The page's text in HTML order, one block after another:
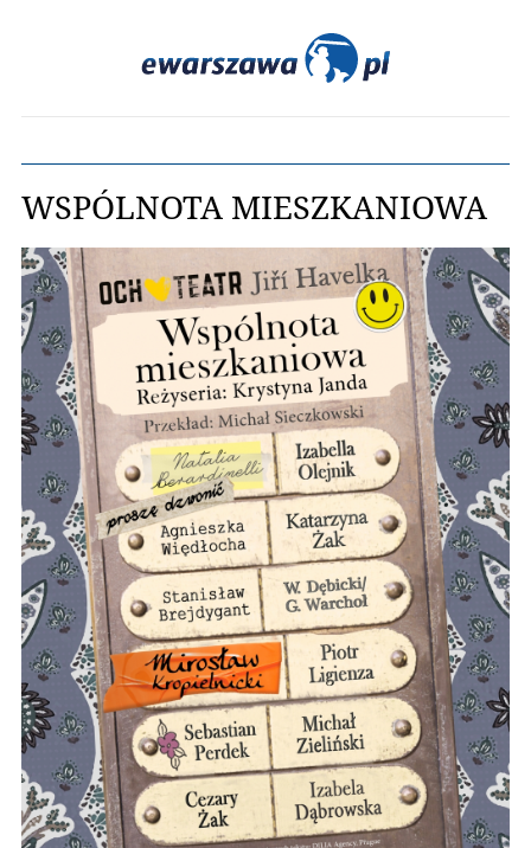
WSPÓLNOTA MIESZKANIOWA